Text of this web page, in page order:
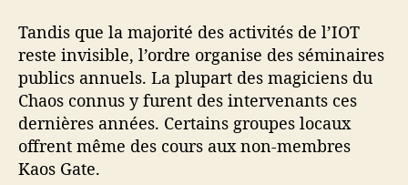
Tandis que la majorité des activités de l’IOT
reste invisible, l’ordre organise des séminaires
publics annuels. La plupart des magiciens du
Chaos connus y furent des intervenants ces
dernières années. Certains groupes locaux
offrent même des cours aux non-membres
Kaos Gate.